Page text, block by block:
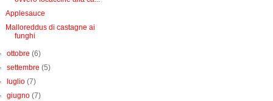
Applesauce
Malloreddus di castagne ai
funghi
ottobre(6)
settembre(5)
luglio(7)
giugno(7)